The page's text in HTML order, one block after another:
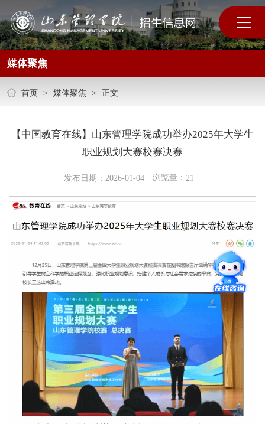
媒体聚焦
首页 > 媒体聚焦 > 正文
【中国教育在线】山东管理学院成功举办2025年大学生
职业规划大赛校赛决赛
发布日期：2026-01-04 浏览量： 21